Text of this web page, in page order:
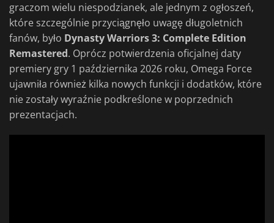
graczom wielu niespodzianek, ale jednym z ogłoszeń,
które szczególnie przyciągnęło uwagę długoletnich
fanów, było Dynasty Warriors 3: Complete Edition
Remastered. Oprócz potwierdzenia oficjalnej daty
premiery gry 1 października 2026 roku, Omega Force
ujawniła również kilka nowych funkcji i dodatków, które
nie zostały wyraźnie podkreślone w poprzednich
prezentacjach.